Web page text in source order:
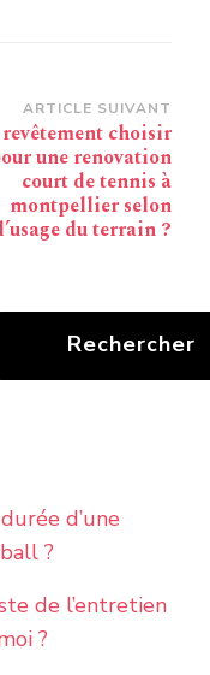
ARTICLE SUIVANT
choisir
une renovation
court de tennis à
montpellier selon
l’usage du terrain ?
Rechercher
d’une
?
de l’entretien
?